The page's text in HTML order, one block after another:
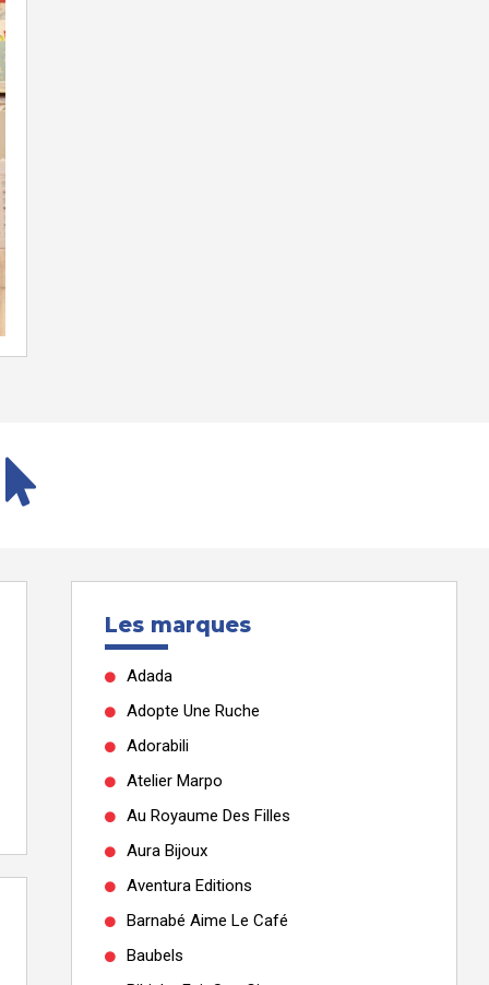
Les marques
Adada
Adopte Une Ruche
Adorabili
Atelier Marpo
Au Royaume Des Filles
Aura Bijoux
Aventura Editions
Barnabé Aime Le Café
Baubels